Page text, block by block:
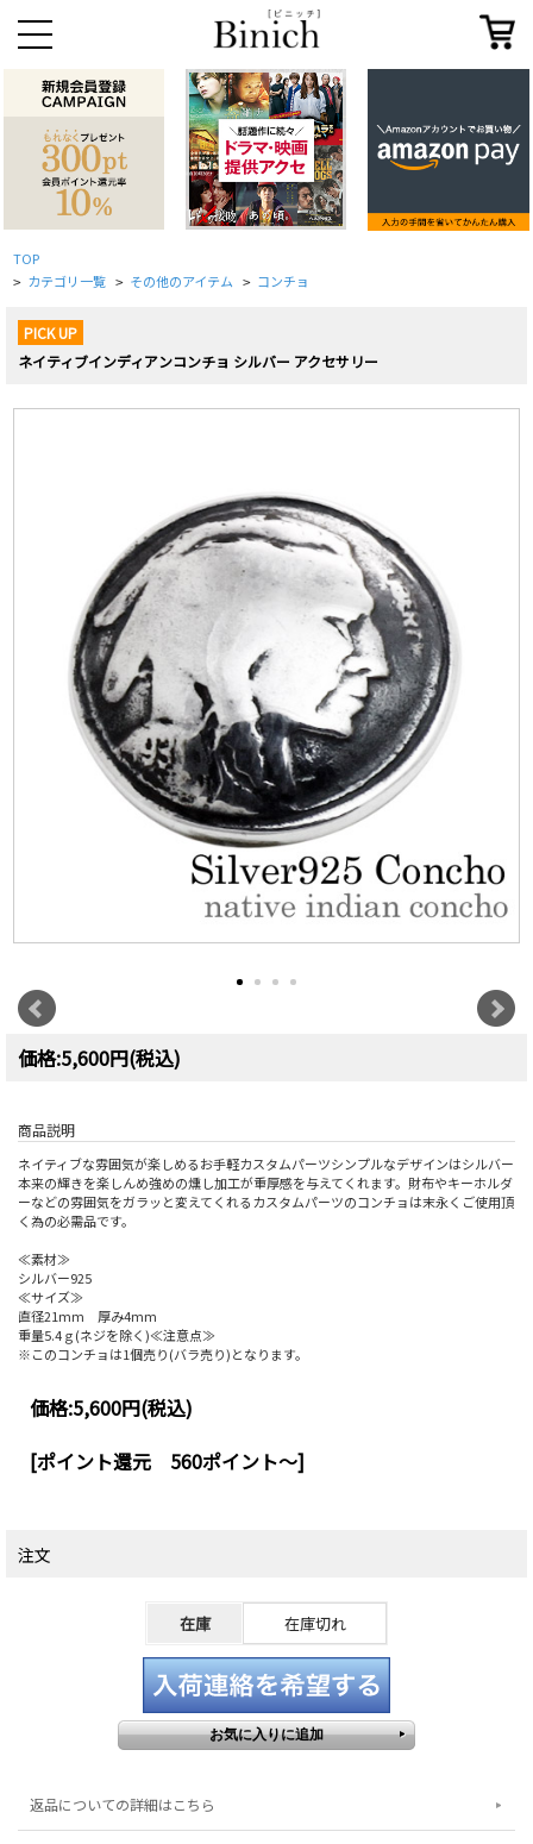
TOP
> カテゴリ一覧 > その他のアイテム > コンチョ
PICK UP
ネイティブインディアンコンチョ シルバー アクセサリー
価格:5,600円(税込)
商品説明
ネイティブな雰囲気が楽しめるお手軽カスタムパーツシンプルなデザインはシルバー
本来の輝きを楽しんめ強めの燻し加工が重厚感を与えてくれます。財布やキーホルダ
ーなどの雰囲気をガラッと変えてくれるカスタムパーツのコンチョは末永くご使用頂
く為の必需品です。
≪素材≫
シルバー925
≪サイズ≫
直径21mm 厚み4mm
重量5.4ｇ(ネジを除く)≪注意点≫
※このコンチョは1個売り(バラ売り)となります。
価格:5,600円(税込)
[ポイント還元 560ポイント～]
注文
在庫 在庫切れ
返品についての詳細はこちら